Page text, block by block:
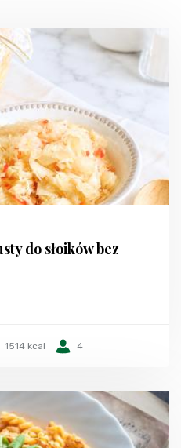
do słoików bez
1514 kcal 4